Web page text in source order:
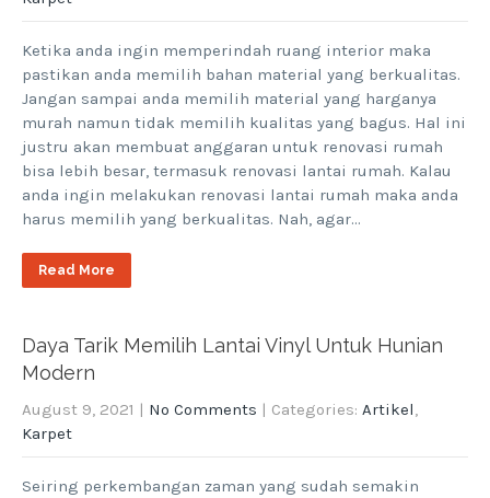
Ketika anda ingin memperindah ruang interior maka
pastikan anda memilih bahan material yang berkualitas.
Jangan sampai anda memilih material yang harganya
murah namun tidak memilih kualitas yang bagus. Hal ini
justru akan membuat anggaran untuk renovasi rumah
bisa lebih besar, termasuk renovasi lantai rumah. Kalau
anda ingin melakukan renovasi lantai rumah maka anda
harus memilih yang berkualitas. Nah, agar…
Read More
Daya Tarik Memilih Lantai Vinyl Untuk Hunian
Modern
August 9, 2021 | No Comments | Categories: Artikel,
Karpet
Seiring perkembangan zaman yang sudah semakin